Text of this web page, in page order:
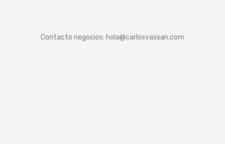
Contacto negocios: hola@carlosvassan.com